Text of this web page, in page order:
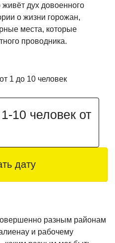
живёт дух довоенного
о жизни горожан,
места, которые
проводника.
от 1 до 10 человек
10 человек от
дату
разным районам
и рабочему